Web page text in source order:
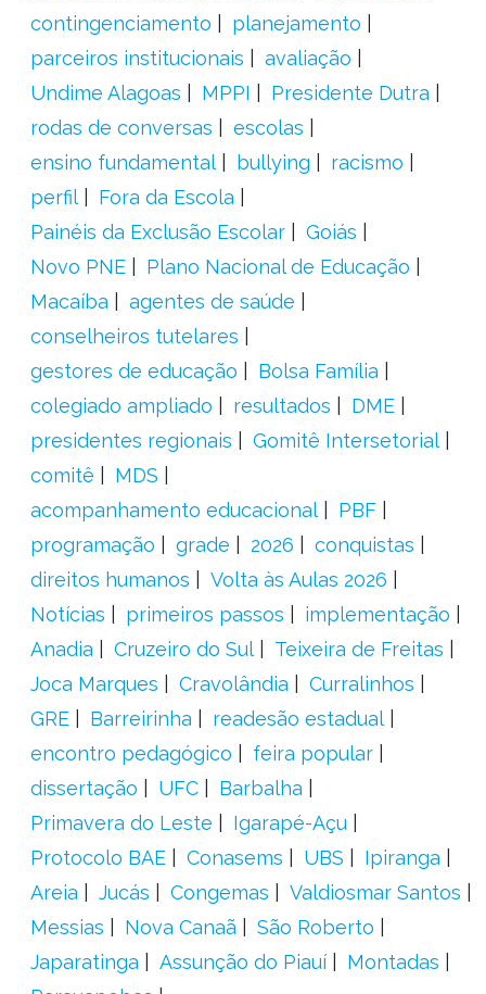
contingenciamento
planejamento
parceiros institucionais
avaliação
Undime Alagoas
MPPI
Presidente Dutra
rodas de conversas
escolas
ensino fundamental
bullying
racismo
perfil
Fora da Escola
Painéis da Exclusão Escolar
Goiás
Novo PNE
Plano Nacional de Educação
Macaíba
agentes de saúde
conselheiros tutelares
gestores de educação
Bolsa Família
colegiado ampliado
resultados
DME
presidentes regionais
Gomitê Intersetorial
comitê
MDS
acompanhamento educacional
PBF
programação
grade 2026
conquistas
direitos humanos
Volta às Aulas 2026
Notícias
primeiros passos
implementação
Anadia
Cruzeiro do Sul
Teixeira de Freitas
Joca Marques
Cravolândia
Curralinhos
GRE
Barreirinha
readesão estadual
encontro pedagógico
feira popular
dissertação
UFC
Barbalha
Primavera do Leste
Igarapé-Açu
Protocolo BAE
Conasems UBS
Ipiranga
Areia
Jucás Congemas
Valdiosmar Santos
Messias
Nova Canaã
São Roberto
Japaratinga
Assunção do Piauí
Montadas